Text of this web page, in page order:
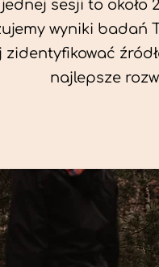
sesji to
wyniki badań
zidentyfikować
najlepsze